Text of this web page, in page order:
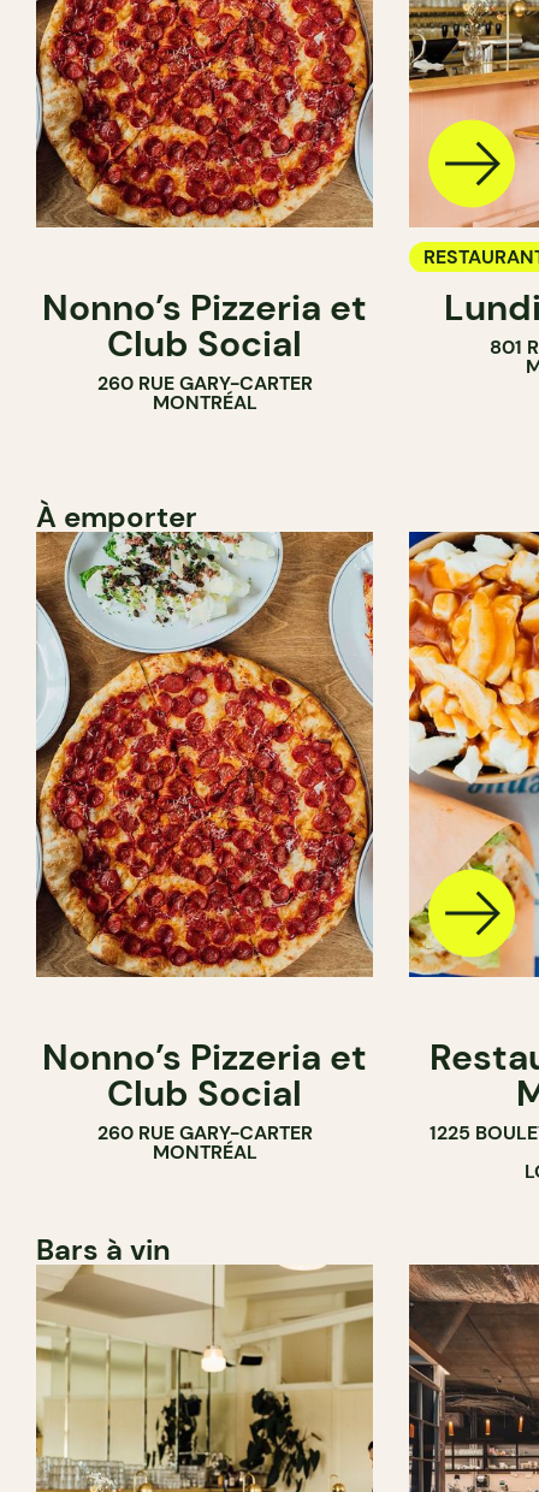
Nonno’s Pizzeria et
Club Social
260 RUE GARY-CARTER
MONTRÉAL
BAR À VIN
801
À emporter
Nonno’s Pizzeria et
Club Social
260 RUE GARY-CARTER
MONTRÉAL
1225
Bars à vin